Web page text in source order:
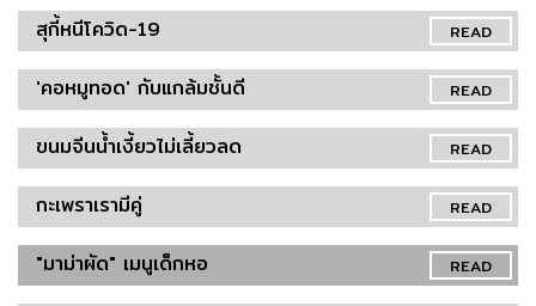
READ
สุกี้หนีโควิด-19
READ
'คอหมูทอด' กับแกล้มชั้นดี
READ
ขนมจีนน้ำเงี้ยวไม่เลี้ยวลด
READ
กะเพราเรามีคู่
READ
"มาม่าผัด" เมนูเด็กหอ